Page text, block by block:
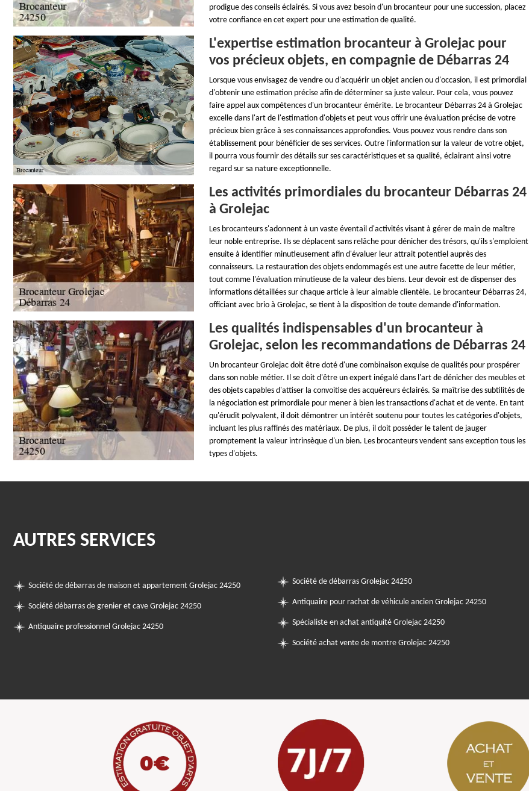
prodigue des conseils éclairés. Si vous avez besoin d'un brocanteur pour une succession, placez
votre confiance en cet expert pour une estimation de qualité.
L'expertise estimation brocanteur à Grolejac pour
vos précieux objets, en compagnie de Débarras 24
Lorsque vous envisagez de vendre ou d'acquérir un objet ancien ou d'occasion, il est primordial
d'obtenir une estimation précise afin de déterminer sa juste valeur. Pour cela, vous pouvez
faire appel aux compétences d'un brocanteur émérite. Le brocanteur Débarras 24 à Grolejac
excelle dans l'art de l'estimation d'objets et peut vous offrir une évaluation précise de votre
précieux bien grâce à ses connaissances approfondies. Vous pouvez vous rendre dans son
établissement pour bénéficier de ses services. Outre l'information sur la valeur de votre objet,
il pourra vous fournir des détails sur ses caractéristiques et sa qualité, éclairant ainsi votre
regard sur sa nature exceptionnelle.
Les activités primordiales du brocanteur Débarras 24
à Grolejac
Les brocanteurs s'adonnent à un vaste éventail d'activités visant à gérer de main de maître
leur noble entreprise. Ils se déplacent sans relâche pour dénicher des trésors, qu'ils s'emploient
ensuite à identifier minutieusement afin d'évaluer leur attrait potentiel auprès des
connaisseurs. La restauration des objets endommagés est une autre facette de leur métier,
tout comme l'évaluation minutieuse de la valeur des biens. Leur devoir est de dispenser des
informations détaillées sur chaque article à leur aimable clientèle. Le brocanteur Débarras 24,
officiant avec brio à Grolejac, se tient à la disposition de toute demande d'information.
Les qualités indispensables d'un brocanteur à
Grolejac, selon les recommandations de Débarras 24
Un brocanteur Grolejac doit être doté d'une combinaison exquise de qualités pour prospérer
dans son noble métier. Il se doit d'être un expert inégalé dans l'art de dénicher des meubles et
des objets capables d'attiser la convoitise des acquéreurs éclairés. Sa maîtrise des subtilités de
la négociation est primordiale pour mener à bien les transactions d'achat et de vente. En tant
qu'érudit polyvalent, il doit démontrer un intérêt soutenu pour toutes les catégories d'objets,
incluant les plus raffinés des matériaux. De plus, il doit posséder le talent de jauger
promptement la valeur intrinsèque d'un bien. Les brocanteurs vendent sans exception tous les
types d'objets.
AUTRES SERVICES
Société de débarras de maison et appartement Grolejac 24250
Société débarras de grenier et cave Grolejac 24250
Antiquaire professionnel Grolejac 24250
Société de débarras Grolejac 24250
Antiquaire pour rachat de véhicule ancien Grolejac 24250
Spécialiste en achat antiquité Grolejac 24250
Société achat vente de montre Grolejac 24250